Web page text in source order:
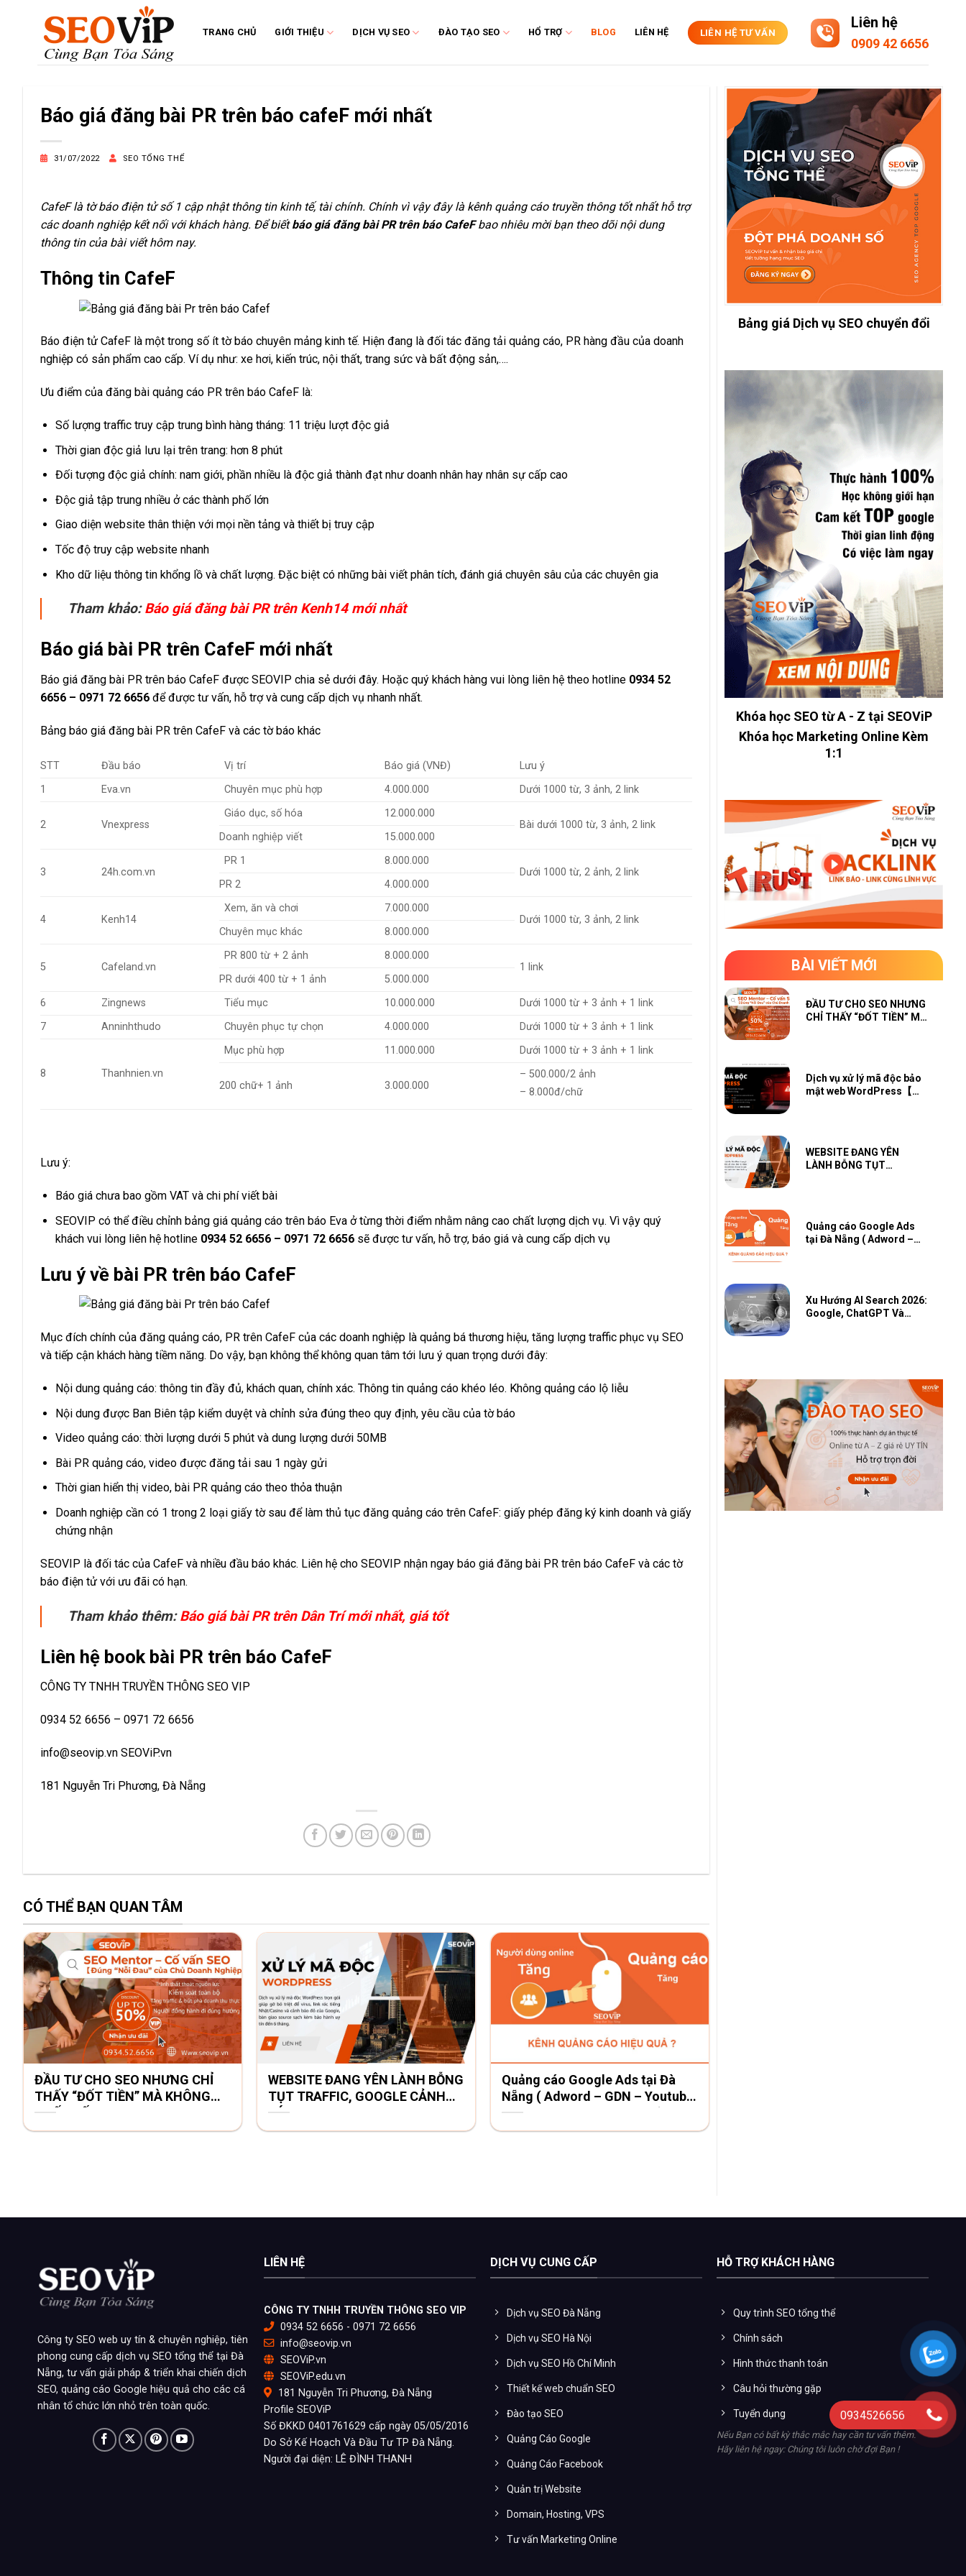
TRANG CHỦ GIỚI THIỆU DỊCH VỤ SEO ĐÀO TẠO SEO HỔ TRỢ BLOG LIÊN HỆ LIÊN HỆ TƯ VẤN
Liên hệ
0909 42 6656
Báo giá đăng bài PR trên báo cafeF mới nhất
31/07/2022 SEO TỔNG THỂ
CafeF là tờ báo điện tử số 1 cập nhật thông tin kinh tế, tài chính. Chính vì vậy đây là kênh quảng cáo truyền thông tốt nhất hỗ trợ
các doanh nghiệp kết nối với khách hàng. Để biếtbáo giá đăng bài PR trên báo CafeFbao nhiêu mời bạn theo dõi nội dung
thông tin của bài viết hôm nay.
Thông tin CafeF
Báo điện tử CafeF là một trong số ít tờ báo chuyên mảng kinh tế. Hiện đang là đối tác đăng tải quảng cáo, PR hàng đầu của doanh
nghiệp có sản phẩm cao cấp. Ví dụ như: xe hơi, kiến trúc, nội thất, trang sức và bất động sản,….
Ưu điểm của đăng bài quảng cáo PR trên báo CafeF là:
Số lượng traffic truy cập trung bình hàng tháng: 11 triệu lượt độc giả
Thời gian độc giả lưu lại trên trang: hơn 8 phút
Đối tượng độc giả chính: nam giới, phần nhiều là độc giả thành đạt như doanh nhân hay nhân sự cấp cao
Độc giả tập trung nhiều ở các thành phố lớn
Giao diện website thân thiện với mọi nền tảng và thiết bị truy cập
Tốc độ truy cập website nhanh
Kho dữ liệu thông tin khổng lồ và chất lượng. Đặc biệt có những bài viết phân tích, đánh giá chuyên sâu của các chuyên gia
Tham khảo:Báo giá đăng bài PR trên Kenh14 mới nhất
Báo giá bài PR trên CafeF mới nhất
Báo giá đăng bài PR trên báo CafeF được SEOVIP chia sẻ dưới đây. Hoặc quý khách hàng vui lòng liên hệ theo hotline 0934 52
6656 – 0971 72 6656 để được tư vấn, hỗ trợ và cung cấp dịch vụ nhanh nhất.
Bảng báo giá đăng bài PR trên CafeF và các tờ báo khác
STT Đầu báo Vị trí Báo giá (VNĐ)
Lưu ý
1
Eva.vn Chuyên mục phù hợp 4.000.000 Dưới 1000 từ, 3 ảnh, 2 link
2 Vnexpress
Giáo dục, số hóa
12.000.000
Bài dưới 1000 từ, 3 ảnh, 2 link
Doanh nghiệp viết
15.000.000
3 24h.com.vn
PR 1
8.000.000
Dưới 1000 từ, 2 ảnh, 2 link
PR 2
4.000.000
4 Kenh14
Xem, ăn và chơi
7.000.000
Dưới 1000 từ, 3 ảnh, 2 link
Chuyên mục khác
8.000.000
5 Cafeland.vn
PR 800 từ + 2 ảnh
8.000.000
1 link
PR dưới 400 từ + 1 ảnh
5.000.000
6
Zingnews Tiểu mục 10.000.000
Dưới 1000 từ + 3 ảnh + 1 link
7
Anninhthudo Chuyên phục tự chọn 4.000.000 Dưới 1000 từ + 3 ảnh + 1 link
8 Thanhnien.vn
Mục phù hợp 11.000.000 Dưới 1000 từ + 3 ảnh + 1 link
200 chữ+ 1 ảnh 3.000.000
– 500.000/2 ảnh
– 8.000đ/chữ
Lưu ý:
Báo giá chưa bao gồm VAT và chi phí viết bài
SEOVIP có thể điều chỉnh bảng giá quảng cáo trên báo Eva ở từng thời điểm nhằm nâng cao chất lượng dịch vụ. Vì vậy quý
khách vui lòng liên hệ hotline 0934 52 6656 – 0971 72 6656 sẽ được tư vấn, hỗ trợ, báo giá và cung cấp dịch vụ
Lưu ý về bài PR trên báo CafeF
Mục đích chính của đăng quảng cáo, PR trên CafeF của các doanh nghiệp là quảng bá thương hiệu, tăng lượng traffic phục vụ SEO
và tiếp cận khách hàng tiềm năng. Do vậy, bạn không thể không quan tâm tới lưu ý quan trọng dưới đây:
Nội dung quảng cáo: thông tin đầy đủ, khách quan, chính xác. Thông tin quảng cáo khéo léo. Không quảng cáo lộ liễu
Nội dung được Ban Biên tập kiểm duyệt và chỉnh sửa đúng theo quy định, yêu cầu của tờ báo
Video quảng cáo: thời lượng dưới 5 phút và dung lượng dưới 50MB
Bài PR quảng cáo, video được đăng tải sau 1 ngày gửi
Thời gian hiển thị video, bài PR quảng cáo theo thỏa thuận
Doanh nghiệp cần có 1 trong 2 loại giấy tờ sau để làm thủ tục đăng quảng cáo trên CafeF: giấy phép đăng ký kinh doanh và giấy
chứng nhận
SEOVIP là đối tác của CafeF và nhiều đầu báo khác. Liên hệ cho SEOVIP nhận ngay báo giá đăng bài PR trên báo CafeF và các tờ
báo điện tử với ưu đãi có hạn.
Tham khảo thêm:Báo giá bài PR trên Dân Trí mới nhất, giá tốt
Liên hệ book bài PR trên báo CafeF
CÔNG TY TNHH TRUYỀN THÔNG SEO VIP
0934 52 6656 – 0971 72 6656
info@seovip.vn SEOViP.vn
181 Nguyễn Tri Phương, Đà Nẵng
CÓ THỂ BẠN QUAN TÂM
ĐẦU TƯ CHO SEO NHƯNG CHỈ
THẤY “ĐỐT TIỀN” MÀ KHÔNG
THẤY SỐ?
WEBSITE ĐANG YÊN LÀNH BỖNG
TỤT TRAFFIC, GOOGLE CẢNH
BÁO?
Quảng cáo Google Ads tại Đà
Nẵng ( Adword – GDN – Youtube
– Shopping – Map – PMAX)
Bảng giá Dịch vụ SEO chuyển đổi
Khóa học SEO từ A - Z tại SEOViP
Khóa học Marketing Online Kèm
1:1
BÀI VIẾT MỚI
ĐẦU TƯ CHO SEO NHƯNG
CHỈ THẤY “ĐỐT TIỀN” MÀ
Dịch vụ xử lý mã độc bảo
mật web WordPress【
WEBSITE ĐANG YÊN
LÀNH BỖNG TỤT
Quảng cáo Google Ads
tại Đà Nẵng ( Adword –
Xu Hướng AI Search 2026:
Google, ChatGPT Và
Công ty SEO web uy tín & chuyên nghiệp, tiên
phong cung cấp dịch vụ SEO tổng thể tại Đà
Nẵng, tư vấn giải pháp & triển khai chiến dịch
SEO, quảng cáo Google hiệu quả cho các cá
nhân tổ chức lớn nhỏ trên toàn quốc.
LIÊN HỆ
CÔNG TY TNHH TRUYỀN THÔNG SEO VIP
0934 52 6656 - 0971 72 6656
info@seovip.vn
SEOViP.vn
SEOViP.edu.vn
181 Nguyễn Tri Phương, Đà Nẵng
Profile SEOViP
Số ĐKKD 0401761629 cấp ngày 05/05/2016
Do Sở Kế Hoạch Và Đầu Tư TP Đà Nẵng.
Người đại diện: LÊ ĐÌNH THANH
DỊCH VỤ CUNG CẤP
Dịch vụ SEO Đà Nẵng
Dịch vụ SEO Hà Nội
Dịch vụ SEO Hồ Chí Minh
Thiết kế web chuẩn SEO
Đào tạo SEO
Quảng Cáo Google
Quảng Cáo Facebook
Quản trị Website
Domain, Hosting, VPS
Tư vấn Marketing Online
HỖ TRỢ KHÁCH HÀNG
Quy trình SEO tổng thể
Chính sách
Hình thức thanh toán
Câu hỏi thường gặp
Tuyển dụng
Nếu Bạn có bất kỳ thắc mắc hay cần tư vấn thêm.
Hãy liên hệ ngay: Chúng tôi luôn chờ đợi Bạn !
0934526656